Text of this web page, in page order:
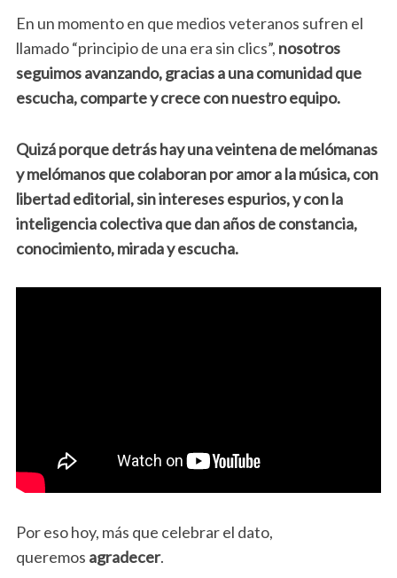
En un momento en que medios veteranos sufren el
llamado “principio de una era sin clics”, nosotros
seguimos avanzando, gracias a una comunidad que
escucha, comparte y crece con nuestro equipo.
Quizá porque detrás hay una veintena de melómanas
y melómanos que colaboran por amor a la música, con
libertad editorial, sin intereses espurios, y con la
inteligencia colectiva que dan años de constancia,
conocimiento, mirada y escucha.
Por eso hoy, más que celebrar el dato,
queremos agradecer.